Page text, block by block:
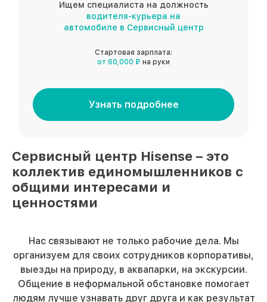
Ищем специалиста на должность
водителя-курьера на
автомобиле в Сервисный центр
Стартовая зарплата:
от 60,000 ₽ на руки
Узнать подробнее
Сервисный центр Hisense – это
коллектив единомышленников с
общими интересами и
ценностями
Нас связывают не только рабочие дела. Мы
организуем для своих сотрудников корпоративы,
выезды на природу, в аквапарки, на экскурсии.
Общение в неформальной обстановке помогает
людям лучше узнавать друг друга и как результат